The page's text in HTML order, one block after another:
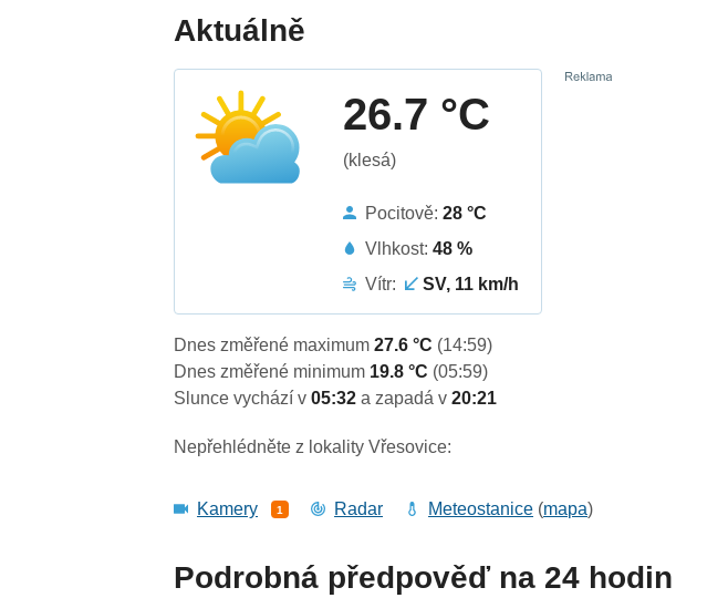
Aktuálně
26.7 °C
(klesá)
Pocitově:28 °C
Vlhkost:48 %
Vítr:
SV, 11 km/h
Dnes změřené maximum27.6 °C (14:59)
Dnes změřené minimum 19.8 °C (05:59)
Slunce vychází v05:32a zapadá v20:21
Nepřehlédněte z lokality Vřesovice:
Kamery 1 Radar Meteostanice (mapa)
Podrobná předpověď na 24 hodin